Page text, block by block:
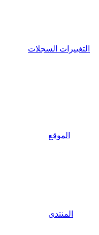
التغييرات السجلات
الموقع
المنتدى